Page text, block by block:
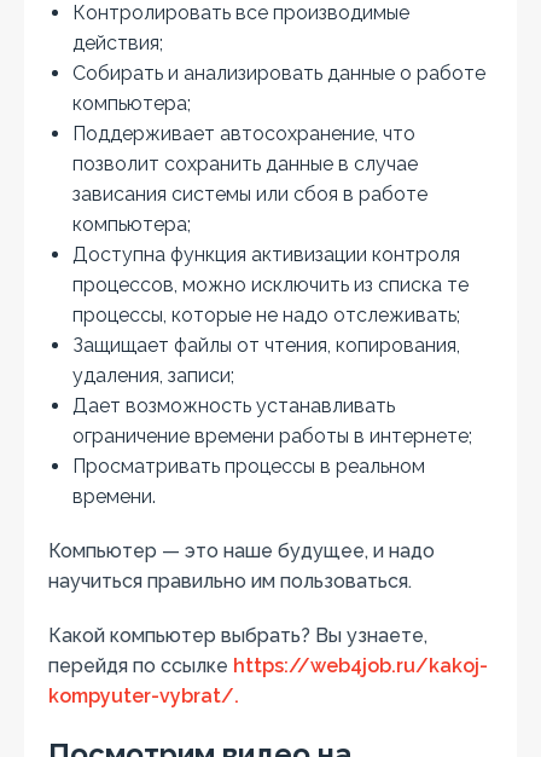
Контролировать все производимые
действия;
Собирать и анализировать данные о работе
компьютера;
Поддерживает автосохранение, что
позволит сохранить данные в случае
зависания системы или сбоя в работе
компьютера;
Доступна функция активизации контроля
процессов, можно исключить из списка те
процессы, которые не надо отслеживать;
Защищает файлы от чтения, копирования,
удаления, записи;
Дает возможность устанавливать
ограничение времени работы в интернете;
Просматривать процессы в реальном
времени.
Компьютер — это наше будущее, и надо
научиться правильно им пользоваться.
Какой компьютер выбрать? Вы узнаете,
перейдя по ссылке https://web4job.ru/kakoj-
kompyuter-vybrat/.